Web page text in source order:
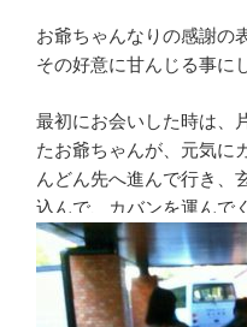
お爺ちゃんなりの感謝の
その好意に甘んじる事に
最初にお会いした時は、
たお爺ちゃんが、元気に
んどん先へ進んで行き、
込んで、カバンを運んで